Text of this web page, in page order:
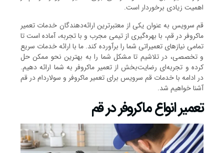
اهمیت زیادی برخوردار است.
قم سرویس به عنوان یکی از معتبرترین ارائه‌دهندگان خدمات تعمیر
ماکروفر در قم، با بهره‌گیری از تیمی مجرب و با تجربه، آماده است تا
تمامی نیازهای تعمیراتی شما را برآورده کند. ما با ارائه خدمات سریع
و تخصصی، در تلاشیم تا مشکل شما را به بهترین نحو ممکن حل
کرده و تجربه‌ای رضایت‌بخش از تعمیر ماکروفر به شما ارائه دهیم.
در ادامه با خدمات قم سرویس برای تعمیر ماکروفر و سولاردام در قم
آشنا خواهیم شد.
تعمیر انواع ماکروفر در قم